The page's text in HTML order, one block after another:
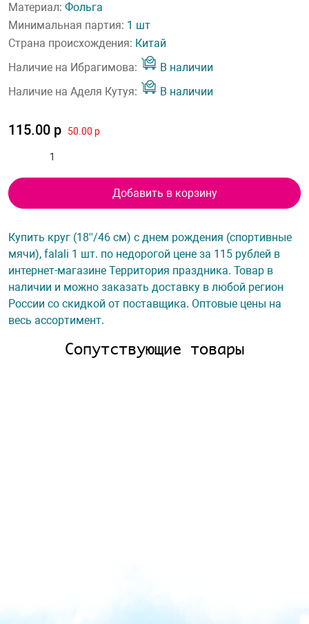
Материал: Фольга
Минимальная партия: 1 шт
Страна происхождения: Китай
Наличие на Ибрагимова:
В наличии
Наличие на Аделя Кутуя:
В наличии
115.00 р 50.00 р
Добавить в корзину
Купить круг (18''/46 см) с днем рождения (спортивные
мячи), falali 1 шт. по недорогой цене за 115 рублей в
интернет-магазине Территория праздника. Товар в
наличии и можно заказать доставку в любой регион
России со скидкой от поставщика. Оптовые цены на
весь ассортимент.
Сопутствующие товары